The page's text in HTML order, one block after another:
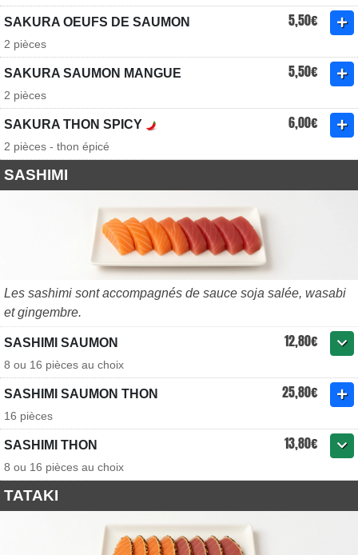
SAKURA OEUFS DE SAUMON 5,50€
2 pièces
SAKURA SAUMON MANGUE 5,50€
2 pièces
SAKURA THON SPICY 6,00€
2 pièces - thon épicé
SASHIMI
Les sashimi sont accompagnés de sauce soja salée, wasabi
et gingembre.
SASHIMI SAUMON 12,80€
8 ou 16 pièces au choix
SASHIMI SAUMON THON 25,80€
16 pièces
SASHIMI THON 13,80€
8 ou 16 pièces au choix
TATAKI